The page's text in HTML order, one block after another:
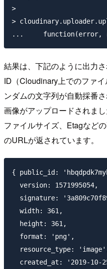
>
>
結果は、下記のように出力
ID（Cloudinary上でのファ
ンダムの文字列が自動採番
画像がアップロードされま
ファイルサイズ、Etagなど
のURLが返されています。
{ public_id:
  version: 1571995054,
signature:
  width: 361,
  height: 361,
  format: 'png',
resource_type:
created_at: '2019-10-